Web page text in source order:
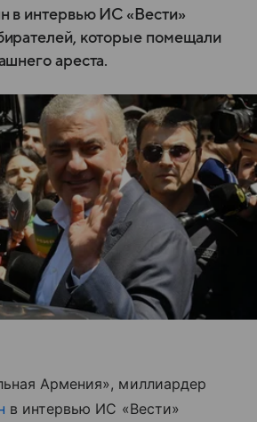
в интервью ИС «Вести»
которые помещали
ареста.
Армения», миллиардер
в интервью ИС «Вести»